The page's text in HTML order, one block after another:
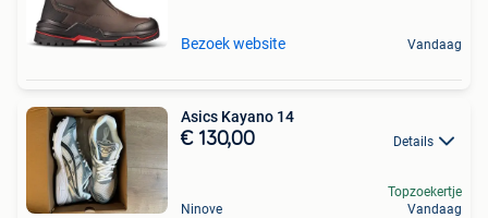
Bezoek website Vandaag
Asics Kayano 14
€ 130,00 Details
Ninove
Topzoekertje
Vandaag